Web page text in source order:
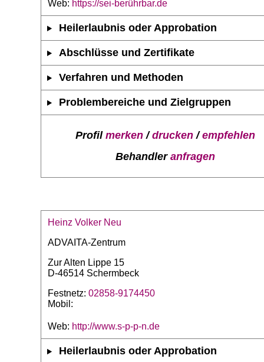
Web: https://sei-berührbar.de
Heilerlaubnis oder Approbation
Abschlüsse und Zertifikate
Verfahren und Methoden
Problembereiche und Zielgruppen
Profil merken/drucken/empfehlen
Behandler anfragen
Heinz Volker Neu
ADVAITA-Zentrum
Zur Alten Lippe 15
D-46514 Schermbeck
Festnetz: 02858-9174450
Mobil:
Web: http://www.s-p-p-n.de
Heilerlaubnis oder Approbation